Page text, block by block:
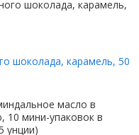
шоколада, карамель, 50